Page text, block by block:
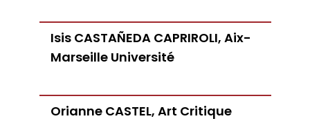
Isis CASTAÑEDA CAPRIROLI, Aix-
Marseille Université
Orianne CASTEL, Art Critique